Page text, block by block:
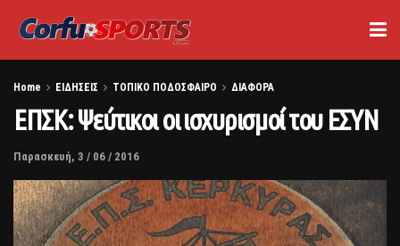
Home ΕΙΔΗΣΕΙΣ ΤΟΠΙΚΟ ΠΟΔΟΣΦΑΙΡΟ ΔΙΑΦΟΡΑ
ΕΠΣΚ: Ψεύτικοι οι ισχυρισμοί του ΕΣΥΝ
Παρασκευή, 3 / 06 / 2016